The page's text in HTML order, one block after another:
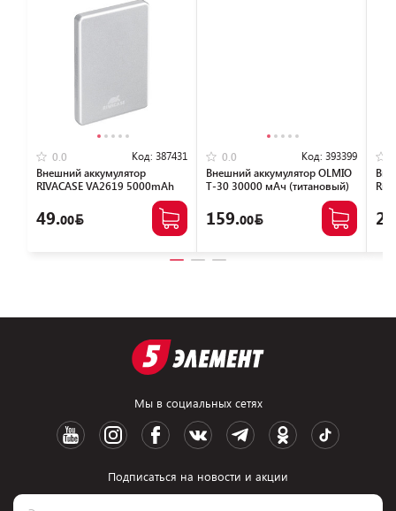
0.0 Код: 387431
Внешний аккумулятор
RIVACASE VA2619 5000mAh
(серебристый)
49.00
0.0 Код: 393399
Внешний аккумулятор OLMIO
T-30 30000 мАч (титановый)
159.00
Мы в социальных сетях
Подписаться на новости и акции